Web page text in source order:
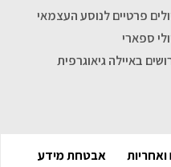
פרטיים לנוסע העצמאי
ספארי
באיילה גיאוגרפית
אבטחת מידע